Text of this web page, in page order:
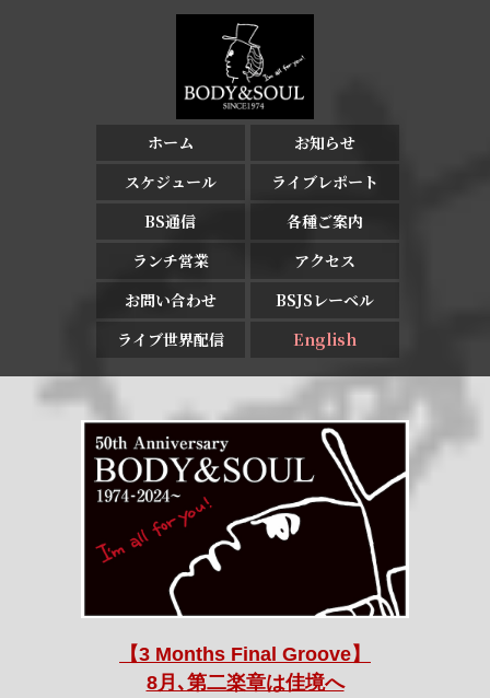
ホーム
お知らせ
スケジュール
ライブレポート
BS通信
各種ご案内
ランチ営業
アクセス
お問い合わせ
BSJSレーベル
ライブ世界配信
English
【3 Months Final Groove】
8月､第二楽章は佳境へ